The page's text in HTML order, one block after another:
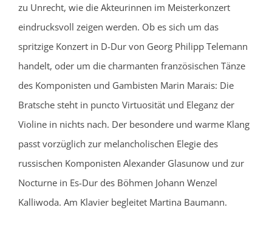
zu Unrecht, wie die Akteurinnen im Meisterkonzert
eindrucksvoll zeigen werden. Ob es sich um das
spritzige Konzert in D-Dur von Georg Philipp Telemann
handelt, oder um die charmanten französischen Tänze
des Komponisten und Gambisten Marin Marais: Die
Bratsche steht in puncto Virtuosität und Eleganz der
Violine in nichts nach. Der besondere und warme Klang
passt vorzüglich zur melancholischen Elegie des
russischen Komponisten Alexander Glasunow und zur
Nocturne in Es-Dur des Böhmen Johann Wenzel
Kalliwoda. Am Klavier begleitet Martina Baumann.